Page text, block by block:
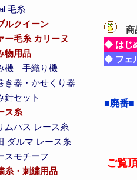
毛糸
ルクイーン
ー毛糸 カリーヌ
物用品
機
手織り機
き器・かせくり器
針セット
ス糸
ムパス レース糸
ダルマ レース糸
スモチーフ
糸・刺繍用品
商
◆ はじ
◆ フェ
■廃番■
ご覧